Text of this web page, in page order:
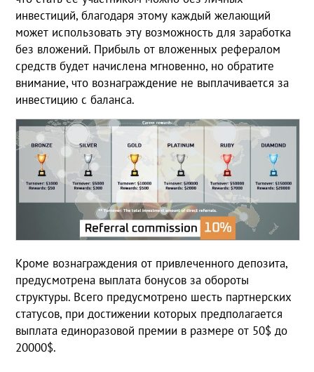
инвестиций, благодаря этому каждый желающий
может использовать эту возможность для заработка
без вложений. Прибыль от вложенных рефералом
средств будет начислена мгновенно, но обратите
внимание, что вознаграждение не выплачивается за
инвестицию с баланса.
Кроме вознаграждения от привлеченного депозита,
предусмотрена выплата бонусов за обороты
структуры. Всего предусмотрено шесть партнерских
статусов, при достижении которых предполагается
выплата единоразовой премии в размере от 50$ до
20000$.